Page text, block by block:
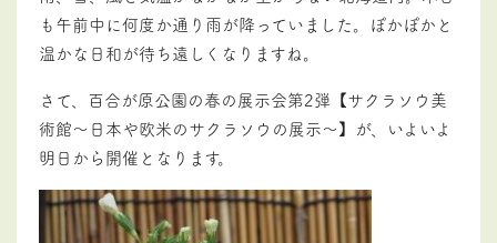
も午前中に何度か通り雨が降っていました。ぽかぽかと
温かな日和が待ち遠しくなりますね。
さて、百合が原公園の春の展示会第2弾【サクラソウ美
術館～日本や欧米のサクラソウの展示～】が、いよいよ
明日から開催となります。